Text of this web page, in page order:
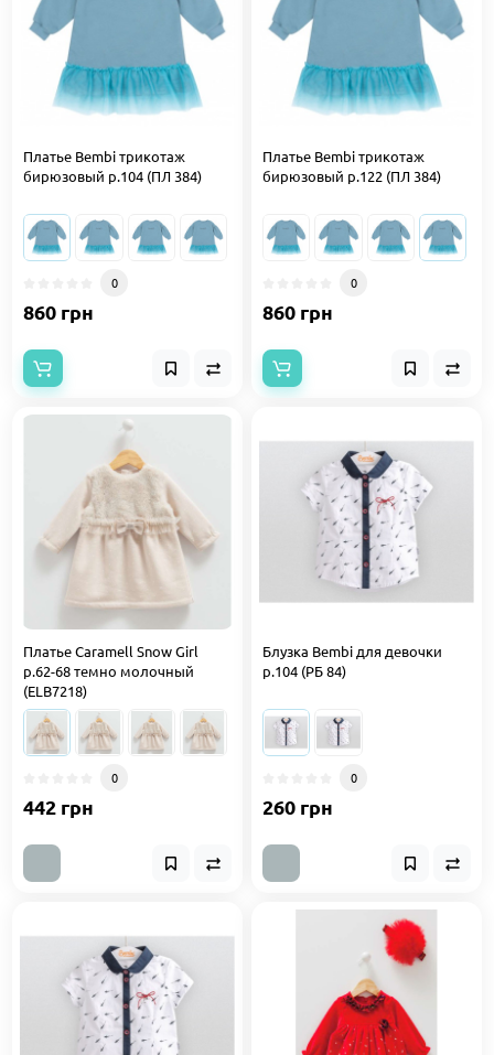
Платье Bembi трикотаж
бирюзовый р.104 (ПЛ 384)
0
860 грн
Платье Bembi трикотаж
бирюзовый р.122 (ПЛ 384)
0
860 грн
Платье Caramell Snow Girl
р.62-68 темно молочный
(ELB7218)
0
442 грн
Блузка Bembi для девочки
р.104 (РБ 84)
0
260 грн